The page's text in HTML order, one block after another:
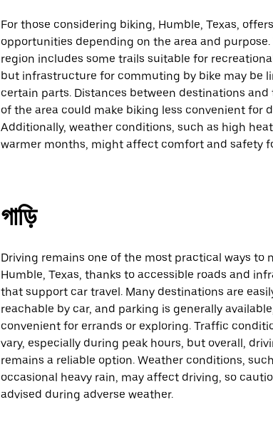
For those considering biking, Humble, Texas,
opportunities depending on the area and purpose.
region includes some trails suitable for
but infrastructure for commuting by bike may be
certain parts. Distances between destinations and
of the area could make biking less convenient for
Additionally, weather conditions, such as high
warmer months, might affect comfort and safety
গাড়ি
Driving remains one of the most practical ways to
Humble, Texas, thanks to accessible roads and
that support car travel. Many destinations are
reachable by car, and parking is generally
convenient for errands or exploring. Traffic
vary, especially during peak hours, but overall,
remains a reliable option. Weather conditions,
occasional heavy rain, may affect driving, so
advised during adverse weather.